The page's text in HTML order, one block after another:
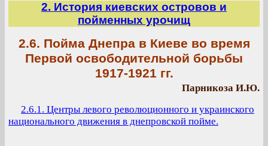
2. История киевских островов и
пойменных урочищ
2.6. Пойма Днепра в Киеве во время
Первой освободительной борьбы
1917-1921 гг.
Парникоза И.Ю.
2.6.1. Центры левого революционного и украинского
национального движения в днепровской пойме.